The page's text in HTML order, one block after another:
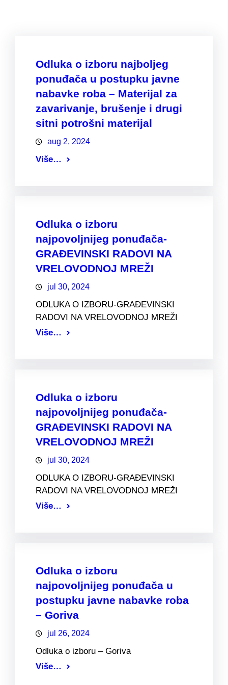
Odluka o izboru najboljeg
ponuđača u postupku javne
nabavke roba – Materijal za
zavarivanje, brušenje i drugi
sitni potrošni materijal
aug 2, 2024
Više…
Odluka o izboru
najpovoljnijeg ponuđača-
GRAĐEVINSKI RADOVI NA
VRELOVODNOJ MREŽI
jul 30, 2024
ODLUKA O IZBORU-GRAĐEVINSKI
RADOVI NA VRELOVODNOJ MREŽI
Više…
Odluka o izboru
najpovoljnijeg ponuđača-
GRAĐEVINSKI RADOVI NA
VRELOVODNOJ MREŽI
jul 30, 2024
ODLUKA O IZBORU-GRAĐEVINSKI
RADOVI NA VRELOVODNOJ MREŽI
Više…
Odluka o izboru
najpovoljnijeg ponuđača u
postupku javne nabavke roba
– Goriva
jul 26, 2024
Odluka o izboru – Goriva
Više…